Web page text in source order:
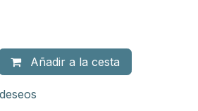
Añadir a la cesta